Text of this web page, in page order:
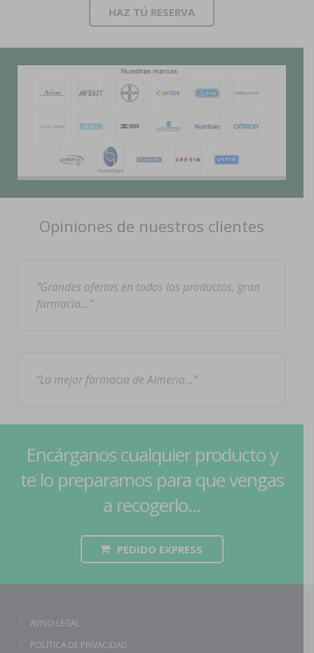
HAZ TÚ RESERVA
Opiniones de nuestros clientes
Grandes ofertas en todos los productos, gran
farmacia…
La mejor farmacia de Almería…
Encárganos cualquier producto y
te lo preparamos para que vengas
a recogerlo...
PEDIDO EXPRESS
AVISO LEGAL
POLÍTICA DE PRIVACIDAD